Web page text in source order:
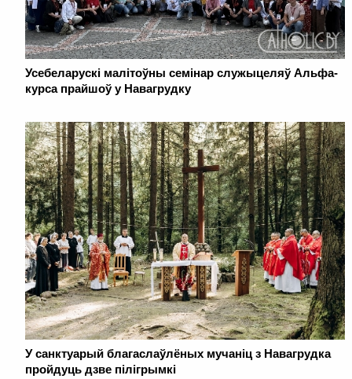
Усебеларускі малітоўны семінар служыцеляў Альфа-
курса прайшоў у Навагрудку
У санктуарый благаслаўлёных мучаніц з Навагрудка
пройдуць дзве пілігрымкі